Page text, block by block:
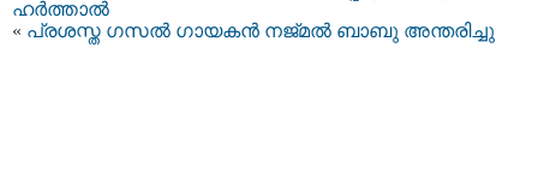
ഹര്‍ത്താല്‍
« പ്രശസ്ത ഗസല്‍ ഗായകന്‍ നജ്മല്‍ ബാബു അന്തരിച്ചു